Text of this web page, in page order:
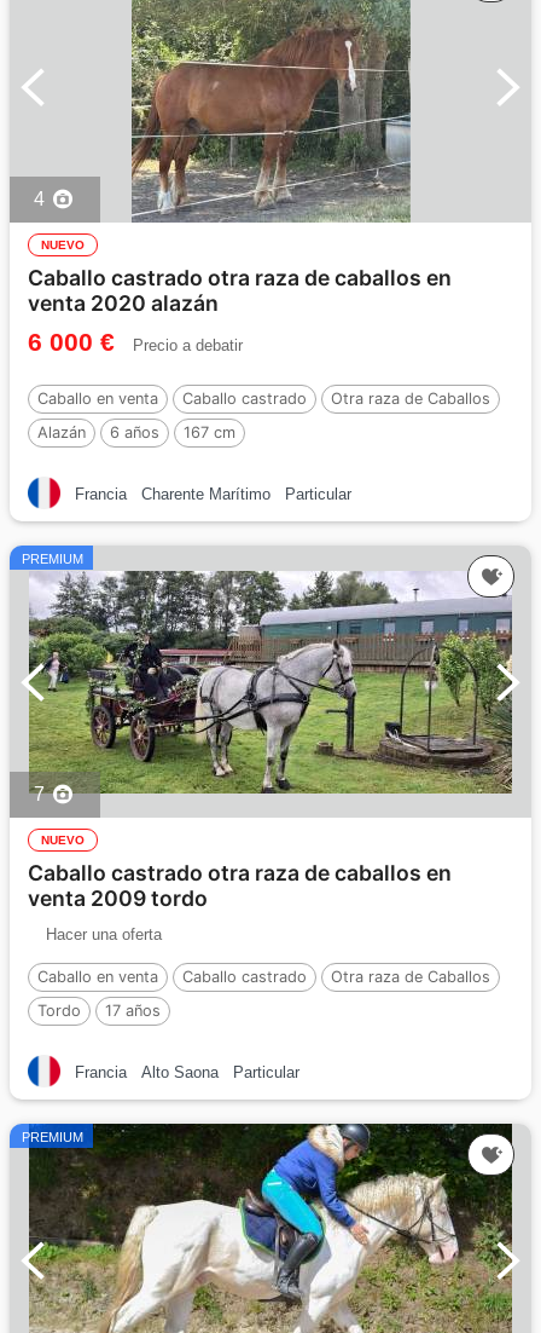
4
NUEVO
Caballo castrado otra raza de caballos en
venta 2020 alazán
6 000 € Precio a debatir
Caballo en venta Caballo castrado
Otra raza de Caballos
Alazán
6 años 167 cm
Francia Charente Marítimo Particular
PREMIUM
7
NUEVO
Caballo castrado otra raza de caballos en
venta 2009 tordo
Hacer una oferta
Caballo en venta Caballo castrado
Otra raza de Caballos
Tordo
17 años
Francia Alto Saona Particular
PREMIUM